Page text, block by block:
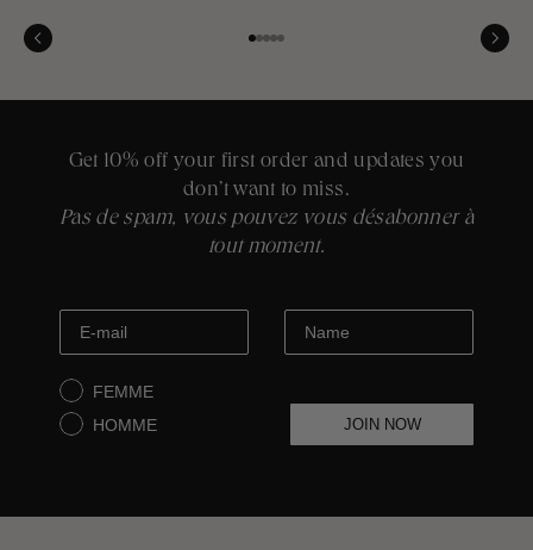
Tomasi Master
Aller à l'élément 1
Aller à l'élément 2
Aller à l'élément 3
Aller à l'élément 4
Aller à l'élément 5
Get 10% off your first order and updates you
don’t want to miss.
Pas de spam, vous pouvez vous désabonner à
tout moment.
FEMME
HOMME
JOIN NOW